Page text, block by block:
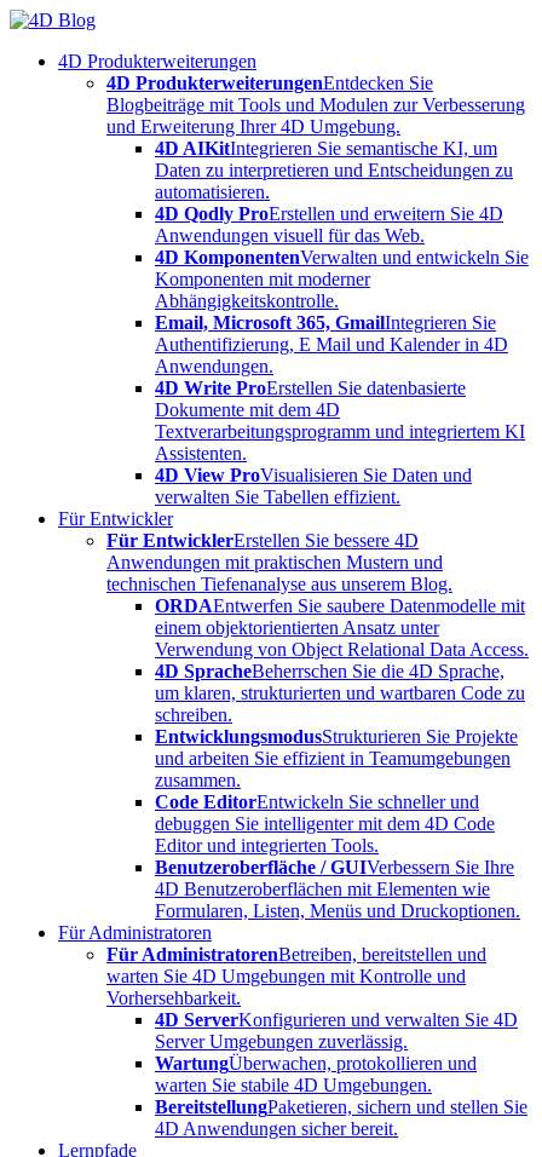
Skip
content4D Produkterweiterungen
4D ProdukterweiterungenEntdecken Sie
Blogbeiträge mit Tools und Modulen zur Verbesserung
und Erweiterung Ihrer 4D Umgebung.
4D AIKitIntegrieren Sie semantische KI, um
Daten zu interpretieren und Entscheidungen zu
automatisieren.
4D Qodly ProErstellen und erweitern Sie 4D
Anwendungen visuell für das Web.
4D KomponentenVerwalten und entwickeln Sie
Komponenten mit moderner
Abhängigkeitskontrolle.
Email, Microsoft 365, GmailIntegrieren Sie
Authentifizierung, E Mail und Kalender in 4D
Anwendungen.
4D Write ProErstellen Sie datenbasierte
Dokumente mit dem 4D
Textverarbeitungsprogramm und integriertem KI
Assistenten.
4D View ProVisualisieren Sie Daten und
verwalten Sie Tabellen effizient.
Für Entwickler
Für EntwicklerErstellen Sie bessere 4D
Anwendungen mit praktischen Mustern und
technischen Tiefenanalyse aus unserem Blog.
ORDAEntwerfen Sie saubere Datenmodelle mit
einem objektorientierten Ansatz unter
Verwendung von Object Relational Data Access.
4D SpracheBeherrschen Sie die 4D Sprache,
um klaren, strukturierten und wartbaren Code zu
schreiben.
EntwicklungsmodusStrukturieren Sie Projekte
und arbeiten Sie effizient in Teamumgebungen
zusammen.
Code EditorEntwickeln Sie schneller und
debuggen Sie intelligenter mit dem 4D Code
Editor und integrierten Tools.
Benutzeroberfläche / GUIVerbessern Sie Ihre
4D Benutzeroberflächen mit Elementen wie
Formularen, Listen, Menüs und Druckoptionen.
Für Administratoren
Für AdministratorenBetreiben, bereitstellen und
warten Sie 4D Umgebungen mit Kontrolle und
Vorhersehbarkeit.
4D ServerKonfigurieren und verwalten Sie 4D
Server Umgebungen zuverlässig.
WartungÜberwachen, protokollieren und
warten Sie stabile 4D Umgebungen.
BereitstellungPaketieren, sichern und stellen Sie
4D Anwendungen sicher bereit.
Lernpfade